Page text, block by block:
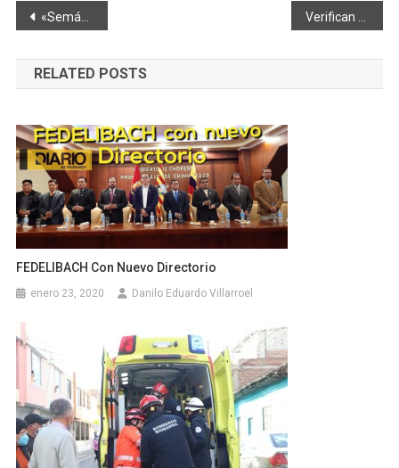
Navegación
de
entradas
«Semáforos» determinarán reanudación de actividad laboral en provincias
RELATED POSTS
FEDELIBACH Con Nuevo Directorio
enero 23, 2020 Danilo Eduardo Villarroel